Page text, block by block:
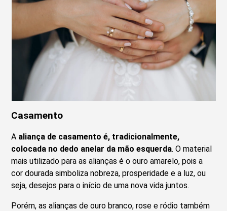
Casamento
A aliança de casamento é, tradicionalmente,
colocada no dedo anelar da mão esquerda. O material
mais utilizado para as alianças é o ouro amarelo, pois a
cor dourada simboliza nobreza, prosperidade e a luz, ou
seja, desejos para o início de uma nova vida juntos.
Porém, as alianças de ouro branco, rose e ródio também